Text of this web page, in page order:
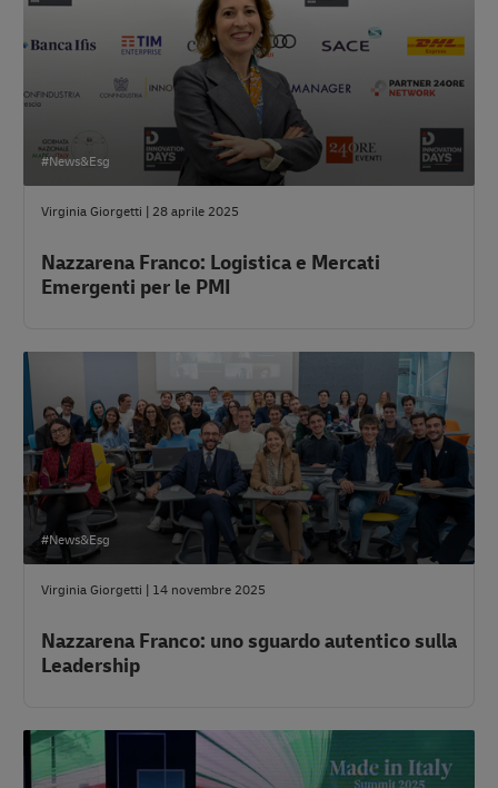
Nazzarena Franco: Logistica e Mercati
Emergenti per le PMI
#News&Esg
Virginia Giorgetti | 28 aprile 2025
Nazzarena Franco: uno sguardo autentico sulla
Leadership
#News&Esg
Virginia Giorgetti | 14 novembre 2025